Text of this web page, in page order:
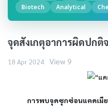
Biotech
Analytical
จุดสังเกตุอาการผิดปกติ
18 Apr 2024 View 9
การพบจุดซุกซ่อนแคดเมี